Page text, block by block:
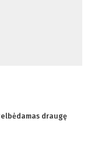
draugę